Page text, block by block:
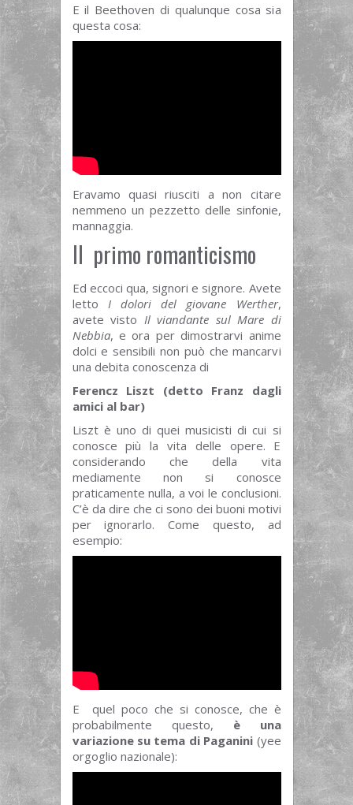
E il Beethoven di qualunque cosa sia
questa cosa:
Eravamo quasi riusciti a non citare
nemmeno un pezzetto delle sinfonie,
mannaggia.
Il primo romanticismo
Ed eccoci qua, signori e signore. Avete
letto I dolori del giovane Werther,
avete visto Il viandante sul Mare di
Nebbia, e ora per dimostrarvi anime
dolci e sensibili non può che mancarvi
una debita conoscenza di
Ferencz Liszt (detto Franz dagli
amici al bar)
Liszt è uno di quei musicisti di cui si
conosce più la vita delle opere. E
considerando che della vita
mediamente non si conosce
praticamente nulla, a voi le conclusioni.
C’è da dire che ci sono dei buoni motivi
per ignorarlo. Come questo, ad
esempio:
E quel poco che si conosce, che è
probabilmente questo, è una
variazione su tema di Paganini (yee
orgoglio nazionale):